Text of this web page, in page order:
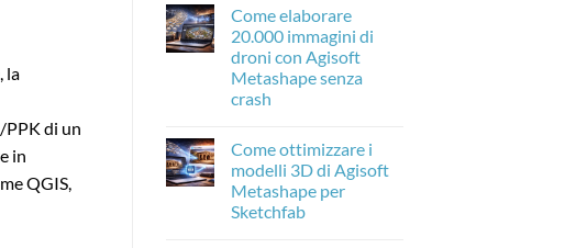
la
PPK di un
in
QGIS,
in
Agisoft
Metashape
su
Agisoft
Metashape
2.3.1:
Cosa
c’è
di
perché
è
importante
per
la
fotogrammetria
Come elaborare
20.000 immagini di
droni con Agisoft
Metashape senza
crash
su
elaborare
20.000
immagini
di
Come ottimizzare i
modelli 3D di Agisoft
Metashape per
Sketchfab